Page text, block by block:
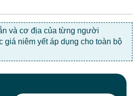
và cơ địa của từng người
giá niêm yết áp dụng cho toàn bộ